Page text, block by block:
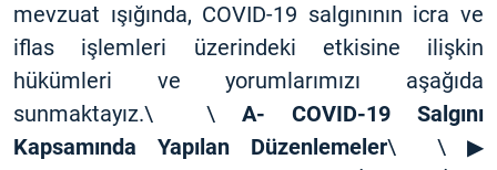
mevzuat ışığında, COVID-19 salgınının icra ve
iflas işlemleri üzerindeki etkisine ilişkin
hükümleri ve yorumlarımızı aşağıda
sunmaktayız.\ \ A- COVID-19 Salgını
Kapsamında Yapılan Düzenlemeler\ \ ▶